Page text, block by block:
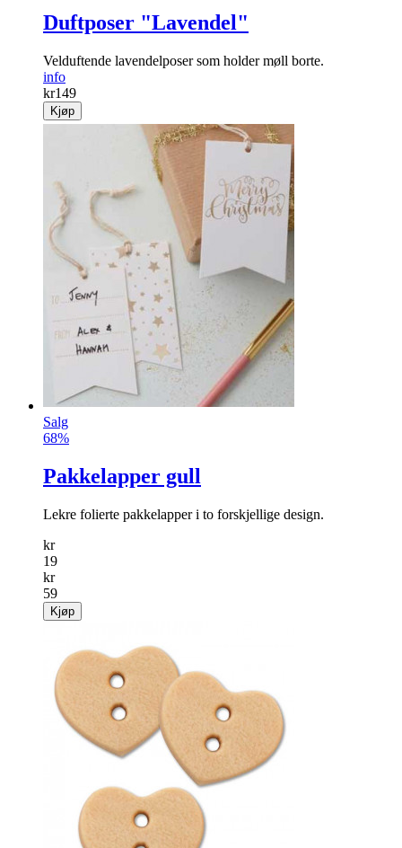
Duftposer "Lavendel"
Velduftende lavendelposer som holder møll borte.
info
kr149
Kjøp
Salg
68%
Pakkelapper gull
Lekre folierte pakkelapper i to forskjellige design.
kr
19
kr
59
Kjøp